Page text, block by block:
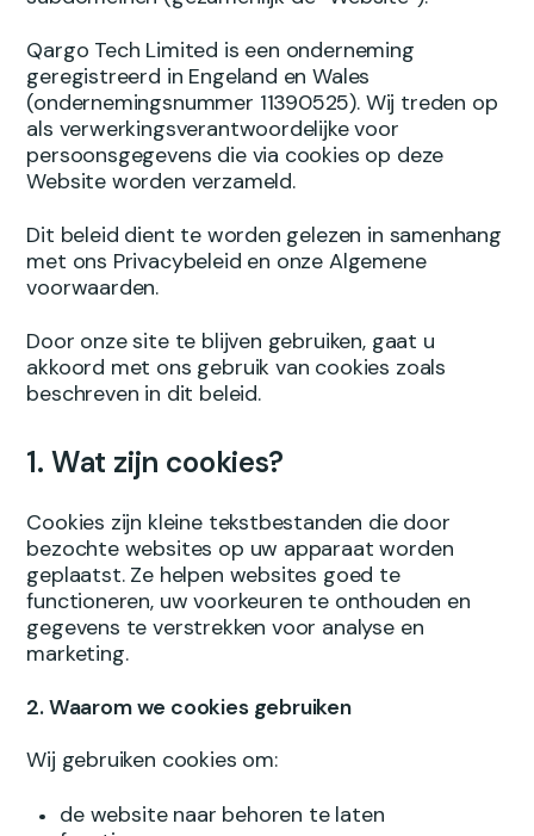
Qargo Tech Limited is een onderneming
geregistreerd in Engeland en Wales
(ondernemingsnummer 11390525). Wij treden op
als verwerkingsverantwoordelijke voor
persoonsgegevens die via cookies op deze
Website worden verzameld.
Dit beleid dient te worden gelezen in samenhang
met ons Privacybeleid en onze Algemene
voorwaarden.
Door onze site te blijven gebruiken, gaat u
akkoord met ons gebruik van cookies zoals
beschreven in dit beleid.
1. Wat zijn cookies?
Cookies zijn kleine tekstbestanden die door
bezochte websites op uw apparaat worden
geplaatst. Ze helpen websites goed te
functioneren, uw voorkeuren te onthouden en
gegevens te verstrekken voor analyse en
marketing.
2.Waarom we cookies gebruiken
Wij gebruiken cookies om:
de website naar behoren te laten